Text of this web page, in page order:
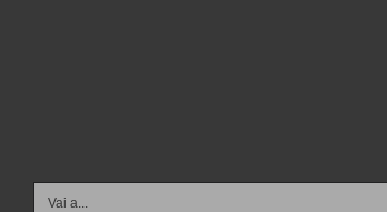
Vai a...